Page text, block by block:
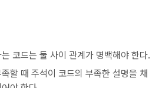
코드는 둘 사이 관계가 명백해야 한다.
할 때 주석이 코드의 부족한 설명을 채